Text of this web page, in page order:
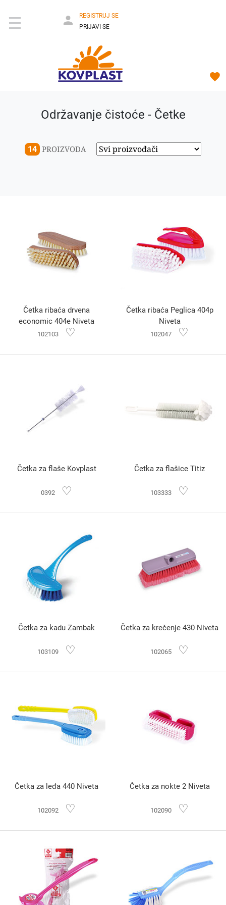
REGISTRUJ SE
PRIJAVI SE
Održavanje čistoće - Četke
14 PROIZVODA
Četka ribaća drvena
economic 404e Niveta
102103 ♡
Četka ribaća Peglica 404p
Niveta
102047 ♡
Četka za flaše Kovplast
0392 ♡
Četka za flašice Titiz
103333 ♡
Četka za kadu Zambak
103109 ♡
Četka za krečenje 430 Niveta
102065 ♡
Četka za leđa 440 Niveta
102092 ♡
Četka za nokte 2 Niveta
102090 ♡